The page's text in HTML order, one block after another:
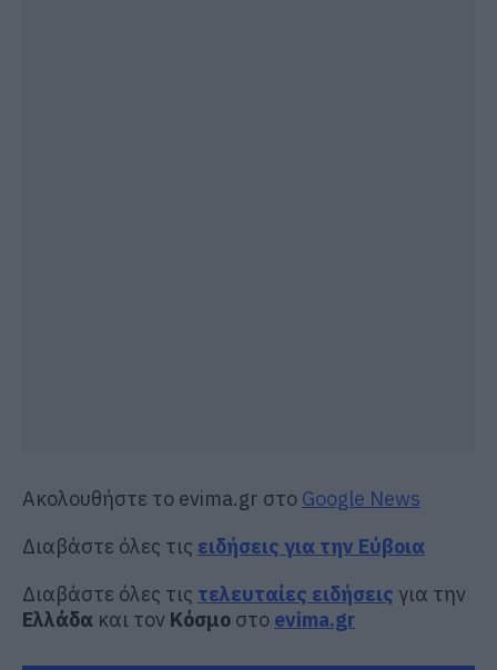
Ακολουθήστε το evima.gr στο Google News
Διαβάστε όλες τις ειδήσεις για την Εύβοια
Διαβάστε όλες τις τελευταίες ειδήσεις για την
Ελλάδα και τον Κόσμο στο evima.gr